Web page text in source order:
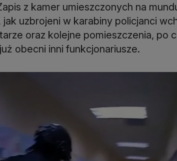
z kamer umieszczonych na
uzbrojeni w karabiny policjanci
oraz kolejne pomieszczenia, po
obecni inni funkcjonariusze.